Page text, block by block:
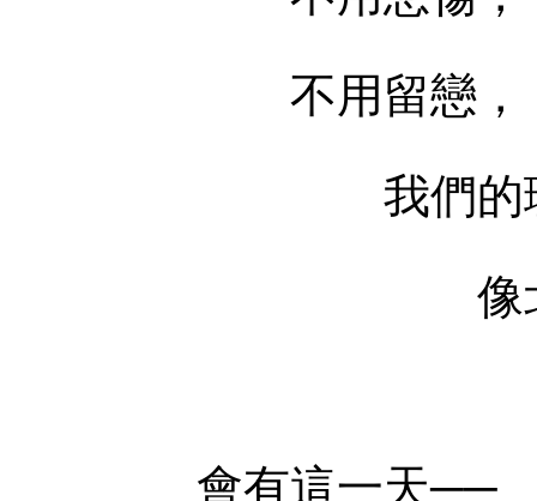
不用留戀，
我們的理
像北極星永
會有這一天──